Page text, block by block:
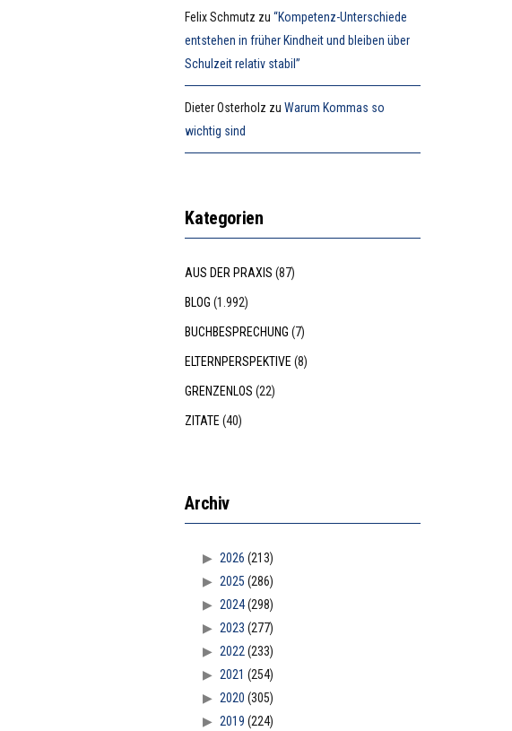
Felix Schmutz zu“Kompetenz-Unterschiede
entstehen in früher Kindheit und bleiben über
Schulzeit relativ stabil”
Dieter Osterholz zuWarum Kommas so
wichtig sind
Kategorien
AUS DER PRAXIS (87)
BLOG (1.992)
BUCHBESPRECHUNG (7)
ELTERNPERSPEKTIVE(8)
GRENZENLOS (22)
ZITATE(40)
Archiv
2026 (213)
2025 (286)
2024(298)
2023 (277)
2022(233)
2021 (254)
2020 (305)
2019 (224)